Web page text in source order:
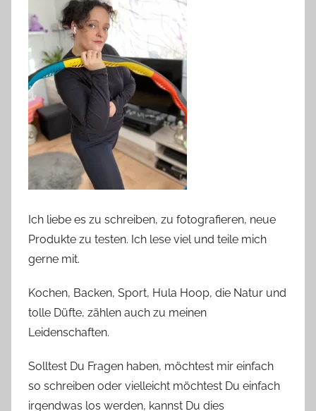
Ich liebe es zu schreiben, zu fotografieren, neue
Produkte zu testen. Ich lese viel und teile mich
gerne mit.
Kochen, Backen, Sport, Hula Hoop, die Natur und
tolle Düfte, zählen auch zu meinen
Leidenschaften.
Solltest Du Fragen haben, möchtest mir einfach
so schreiben oder vielleicht möchtest Du einfach
irgendwas los werden, kannst Du dies